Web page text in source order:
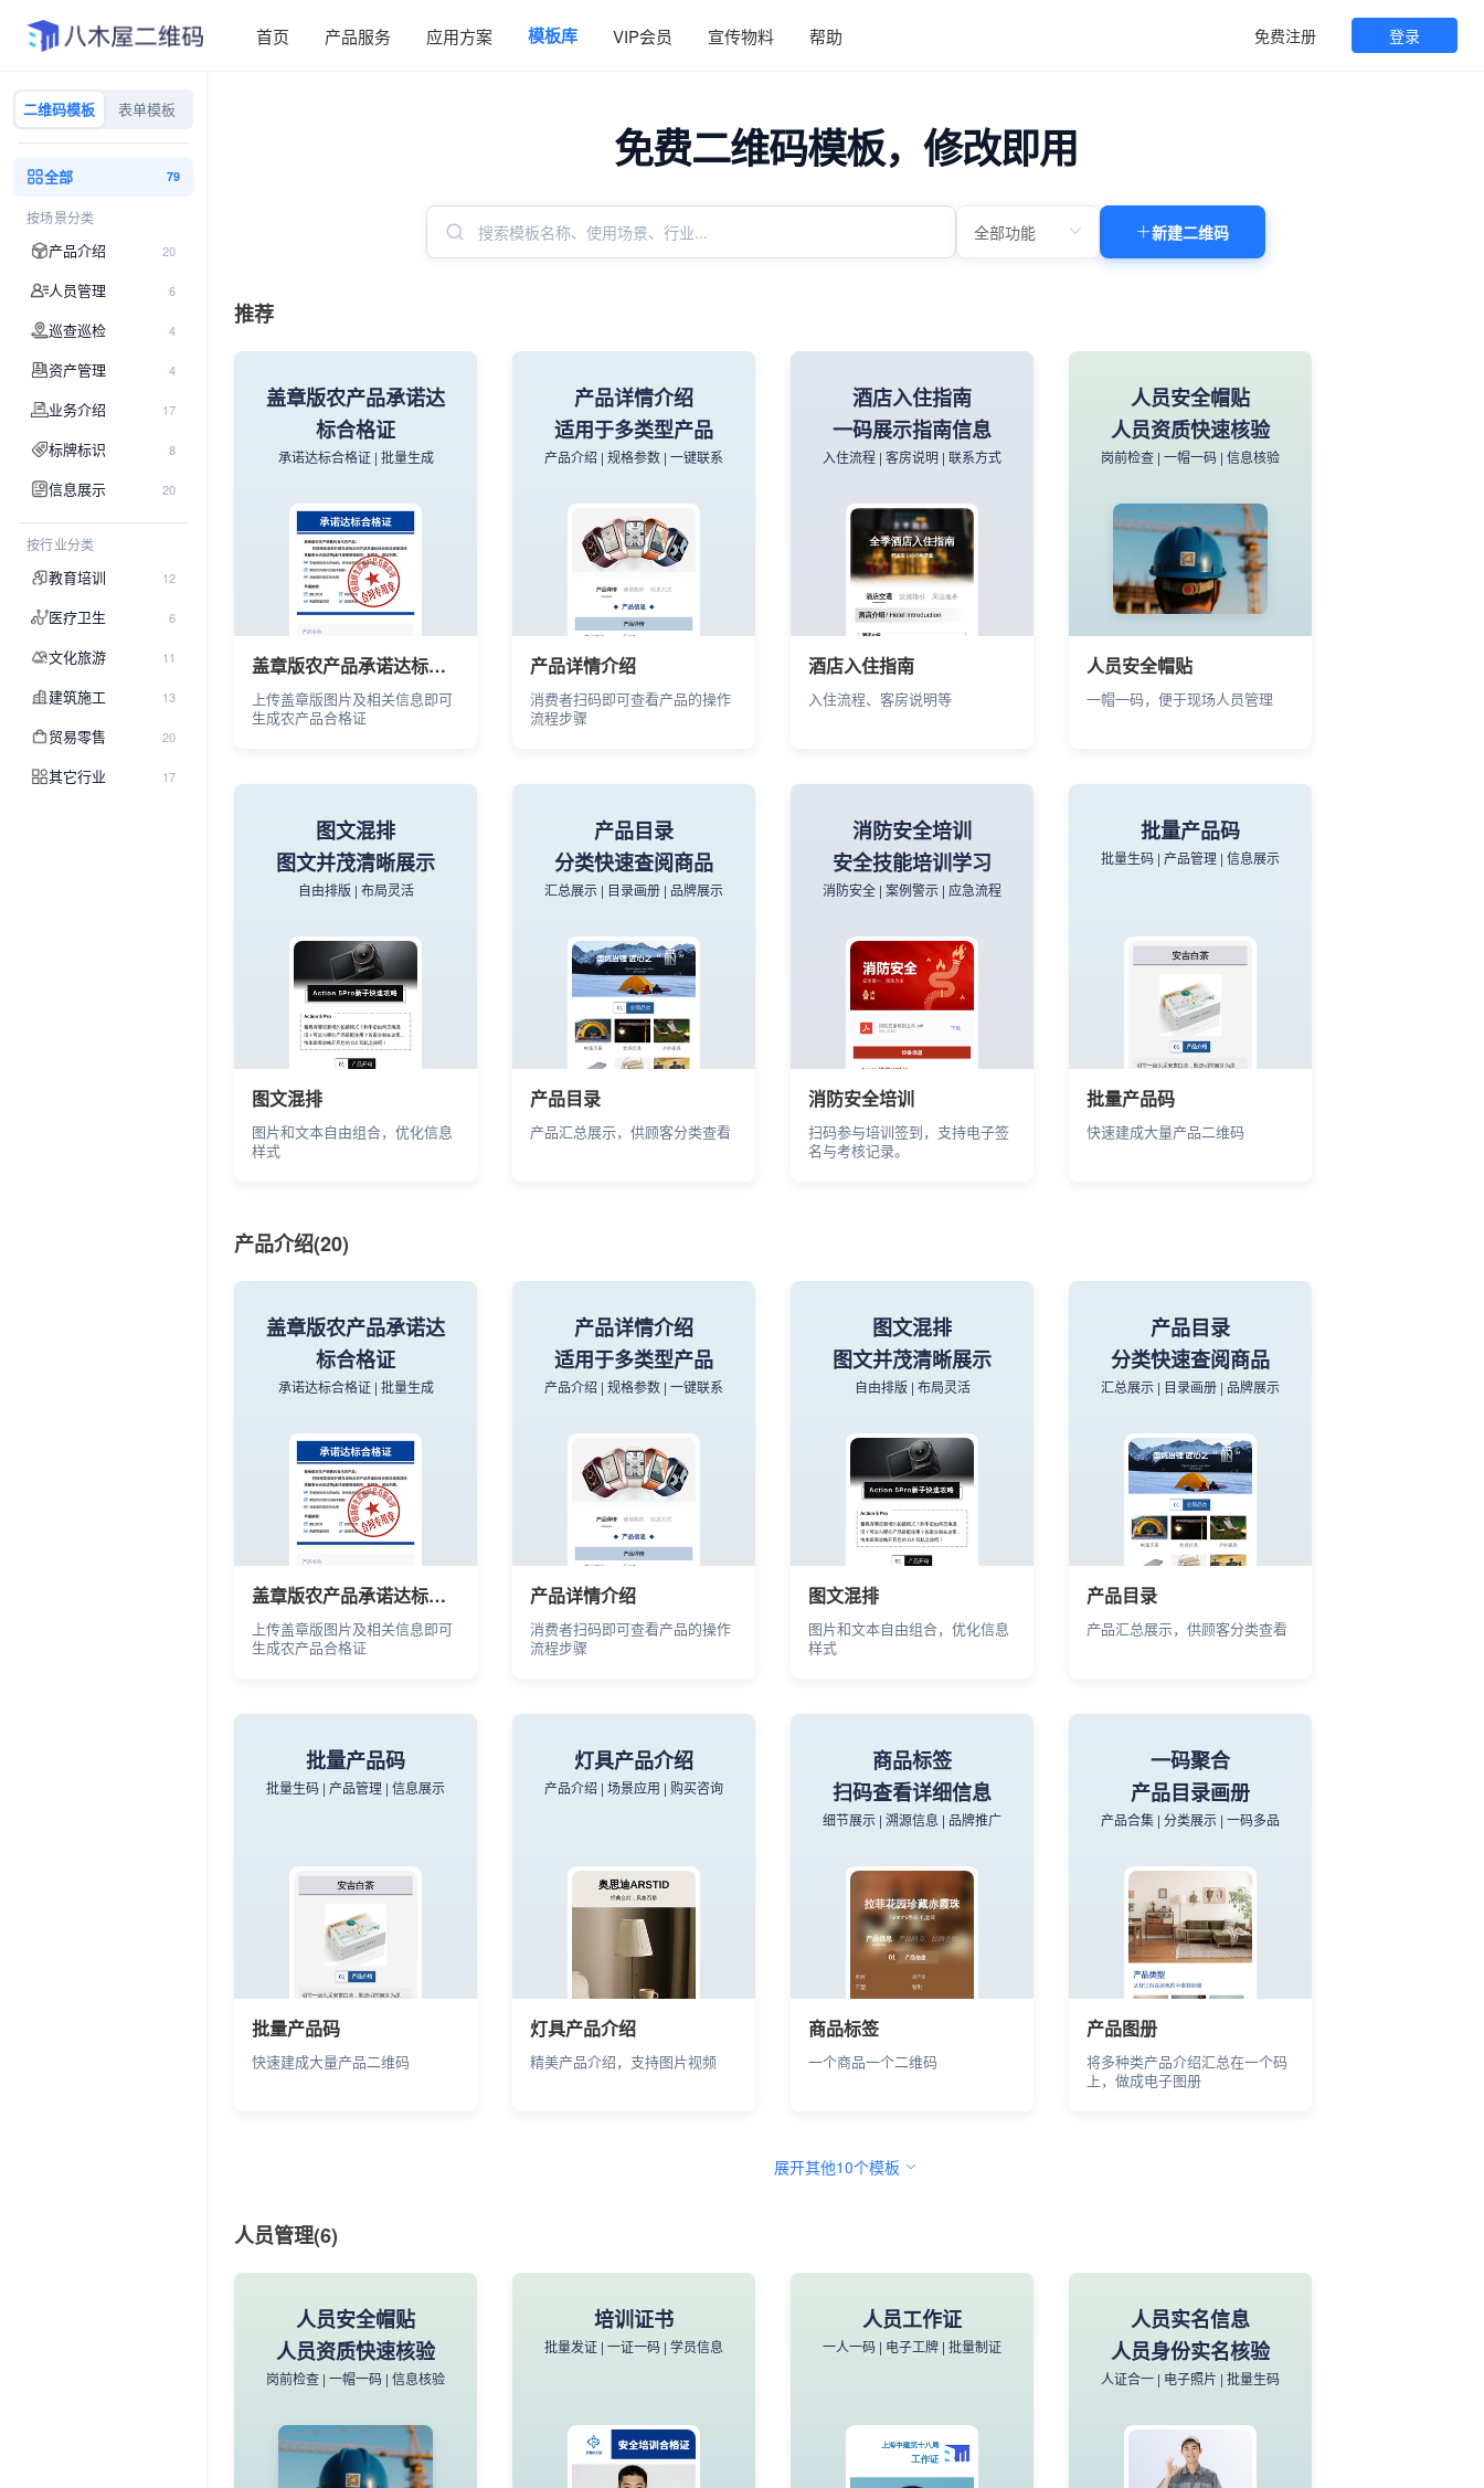
首页 产品服务 应用方案 模板库 VIP会员 宣传物料 帮助 免费注册 登录
二维码模板 表单模板
全部 79
按场景分类
产品介绍 20
人员管理 6
巡查巡检 4
资产管理 4
业务介绍 17
标牌标识 8
信息展示 20
按行业分类
教育培训 12
医疗卫生 6
文化旅游 11
建筑施工 13
贸易零售 20
其它行业 17
免费二维码模板，修改即用
新建二维码
推荐
盖章版农产品承诺达
标合格证
承诺达标合格证 | 批量生成
盖章版农产品承诺达标合格证
上传盖章版图片及相关信息即可
生成农产品合格证
产品详情介绍
适用于多类型产品
产品介绍 | 规格参数 | 一键联系
产品详情介绍
消费者扫码即可查看产品的操作
流程步骤
酒店入住指南
一码展示指南信息
入住流程 | 客房说明 | 联系方式
酒店入住指南
入住流程、客房说明等
人员安全帽贴
人员资质快速核验
岗前检查 | 一帽一码 | 信息核验
人员安全帽贴
一帽一码，便于现场人员管理
图文混排
图文并茂清晰展示
自由排版 | 布局灵活
图文混排
图片和文本自由组合，优化信息
样式
产品目录
分类快速查阅商品
汇总展示 | 目录画册 | 品牌展示
产品目录
产品汇总展示，供顾客分类查看
消防安全培训
安全技能培训学习
消防安全 | 案例警示 | 应急流程
消防安全培训
扫码参与培训签到，支持电子签
名与考核记录。
批量产品码
批量生码 | 产品管理 | 信息展示
批量产品码
快速建成大量产品二维码
门牌信息
一店一码 | 数字名片 | 园区管理
门牌信息
一店一码，记录商户信息和联系
方式
产品介绍(20)
盖章版农产品承诺达
标合格证
承诺达标合格证 | 批量生成
盖章版农产品承诺达标合格证
上传盖章版图片及相关信息即可
生成农产品合格证
产品详情介绍
适用于多类型产品
产品介绍 | 规格参数 | 一键联系
产品详情介绍
消费者扫码即可查看产品的操作
流程步骤
图文混排
图文并茂清晰展示
自由排版 | 布局灵活
图文混排
图片和文本自由组合，优化信息
样式
产品目录
分类快速查阅商品
汇总展示 | 目录画册 | 品牌展示
产品目录
产品汇总展示，供顾客分类查看
批量产品码
批量生码 | 产品管理 | 信息展示
批量产品码
快速建成大量产品二维码
灯具产品介绍
产品介绍 | 场景应用 | 购买咨询
灯具产品介绍
精美产品介绍，支持图片视频
商品标签
扫码查看详细信息
细节展示 | 溯源信息 | 品牌推广
商品标签
一个商品一个二维码
一码聚合
产品目录画册
产品合集 | 分类展示 | 一码多品
产品图册
将多种类产品介绍汇总在一个码
上，做成电子图册
商品内容完整呈现
场景展示 | 操作指南 | 购买引导
产品详情讲解书 产品详情讲解 产品安装说明书
展开其他10个模板
人员管理(6)
人员安全帽贴
人员资质快速核验
岗前检查 | 一帽一码 | 信息核验
培训证书
批量发证 | 一证一码 | 学员信息
人员工作证
一人一码 | 电子工牌 | 批量制证
人员实名信息
人员身份实名核验
人证合一 | 电子照片 | 批量生码